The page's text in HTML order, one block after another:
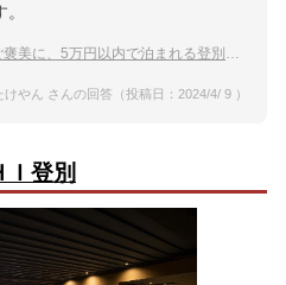
5万円以内で泊まれる登別温泉の宿でオススメはありますか？
けやん さんの回答（投稿日：2024/4/ 9 ）
登別